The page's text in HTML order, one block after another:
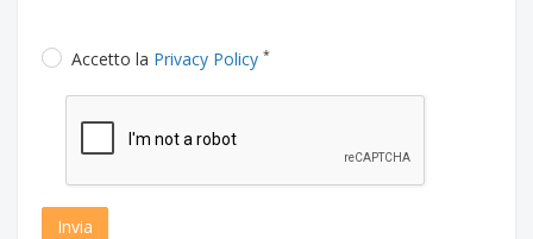
Accetto la Privacy Policy *
Invia